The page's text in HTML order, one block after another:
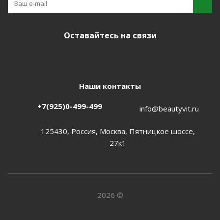
Оставайтесь на связи
Наши контакты
+7(925)0-499-499 info@beautyvit.ru
125430, Россия, Москва, Пятницкое шоссе,
27к1
2026 ©